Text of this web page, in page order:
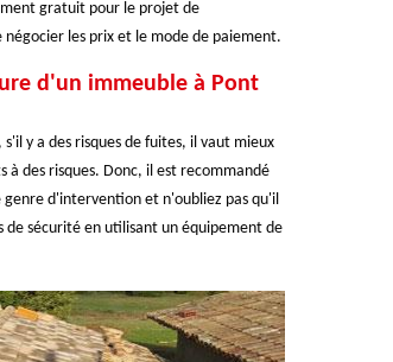
gratuit pour le projet de
les prix et le mode de paiement.
d'un immeuble à Pont
y a des risques de fuites, il vaut mieux
des risques. Donc, il est recommandé
genre d'intervention et n'oubliez pas qu'il
de sécurité en utilisant un équipement de